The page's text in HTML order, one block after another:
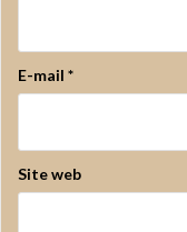
E-mail *
Site web